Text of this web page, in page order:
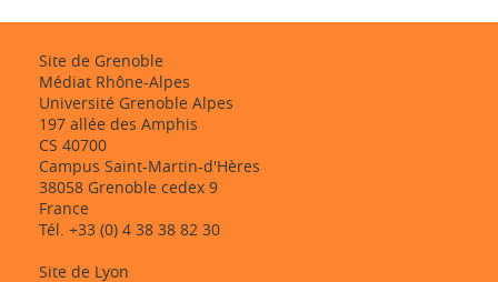
Site de Grenoble
Médiat Rhône-Alpes
Université Grenoble Alpes
197 allée des Amphis
CS 40700
Campus Saint-Martin-d'Hères
38058 Grenoble cedex 9
France
Tél. +33 (0) 4 38 38 82 30
Site de Lyon